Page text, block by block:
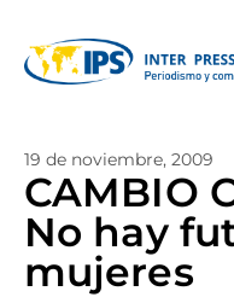
19 de noviembre, 2009
CAMBIO
No hay
mujeres